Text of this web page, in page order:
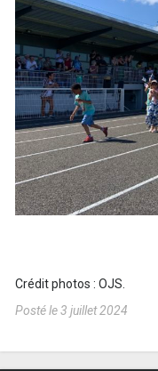
Crédit photos : OJS.
Posté le 3 juillet 2024